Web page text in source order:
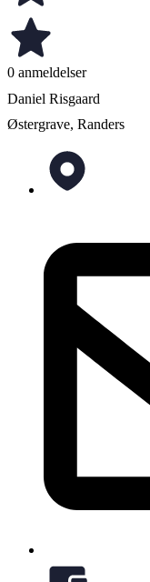
0 anmeldelser
Daniel Risgaard
Østergrave, Randers